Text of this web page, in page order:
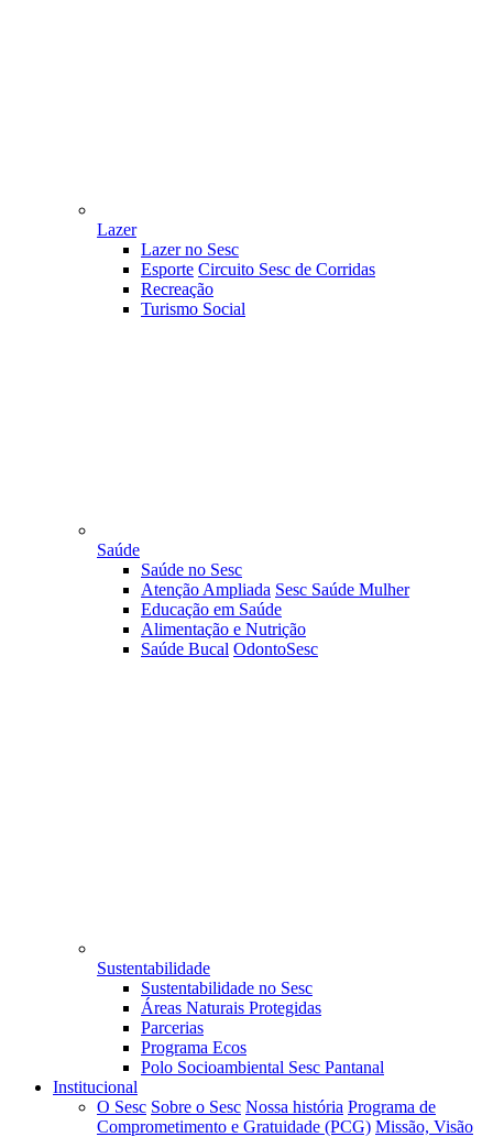
Lazer
Lazer no Sesc
Esporte Circuito Sesc de Corridas
Recreação
Turismo Social
Saúde
Saúde no Sesc
Atenção Ampliada Sesc Saúde Mulher
Educação em Saúde
Alimentação e Nutrição
Saúde Bucal OdontoSesc
Sustentabilidade
Sustentabilidade no Sesc
Áreas Naturais Protegidas
Parcerias
Programa Ecos
Polo Socioambiental Sesc Pantanal
Institucional
O Sesc Sobre o Sesc Nossa história Programa de
Comprometimento e Gratuidade (PCG) Missão, Visão